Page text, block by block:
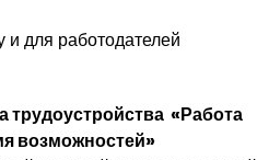
и для работодателей
трудоустройства «Работа
возможностей»